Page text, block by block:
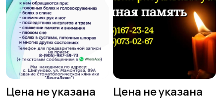
Цена не указана Цена не указана